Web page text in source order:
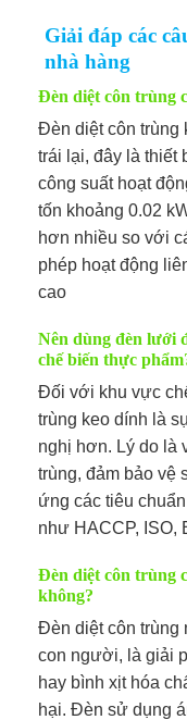
Giải đáp các
nhà hàng
Đèn diệt côn trùng
Đèn diệt côn trùng
trái lại, đây là thiết
công suất hoạt
tốn khoảng 0.02
hơn nhiều so với
phép hoạt động
cao
Nên dùng đèn lưới
chế biến thực
Đối với khu vực
trùng keo dính là
nghị hơn. Lý do là
trùng, đảm bảo vệ
ứng các tiêu
như HACCP, ISO,
Đèn diệt côn trùng
không?
Đèn diệt côn trùng
con người, là giải
hay bình xịt hóa
hại. Đèn sử dụng